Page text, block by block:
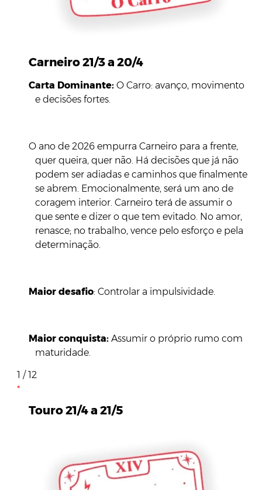
Carneiro 21/3 a 20/4
Carta Dominante: O Carro: avanço, movimento
e decisões fortes.
O ano de 2026 empurra Carneiro para a frente,
quer queira, quer não. Há decisões que já não
podem ser adiadas e caminhos que finalmente
se abrem. Emocionalmente, será um ano de
coragem interior. Carneiro terá de assumir o
que sente e dizer o que tem evitado. No amor,
renasce; no trabalho, vence pelo esforço e pela
determinação.
Maior desafio: Controlar a impulsividade.
Maior conquista:Assumir o próprio rumo com
maturidade.
1 / 12
Touro 21/4 a 21/5